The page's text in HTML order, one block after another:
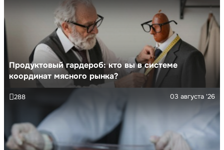
Продуктовый гардероб: кто вы в системе
координат мясного рынка?
03 августа '26
288